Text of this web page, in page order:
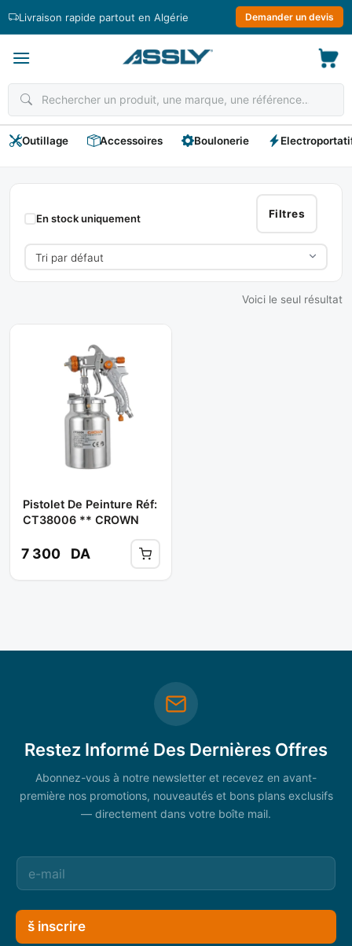
Livraison rapide partout en Algérie Demander un devis
Outillage Accessoires Boulonerie
Pistolet
Peinture
Filtres
En stock uniquement
Voici le seul résultat
Pistolet De Peinture Réf:
CT38006 ** CROWN
7 300 DA
Restez Informé Des Dernières Offres
Abonnez-vous à notre newsletter et recevez en avant-
première nos promotions, nouveautés et bons plans exclusifs
— directement dans votre boîte mail.
š inscrire